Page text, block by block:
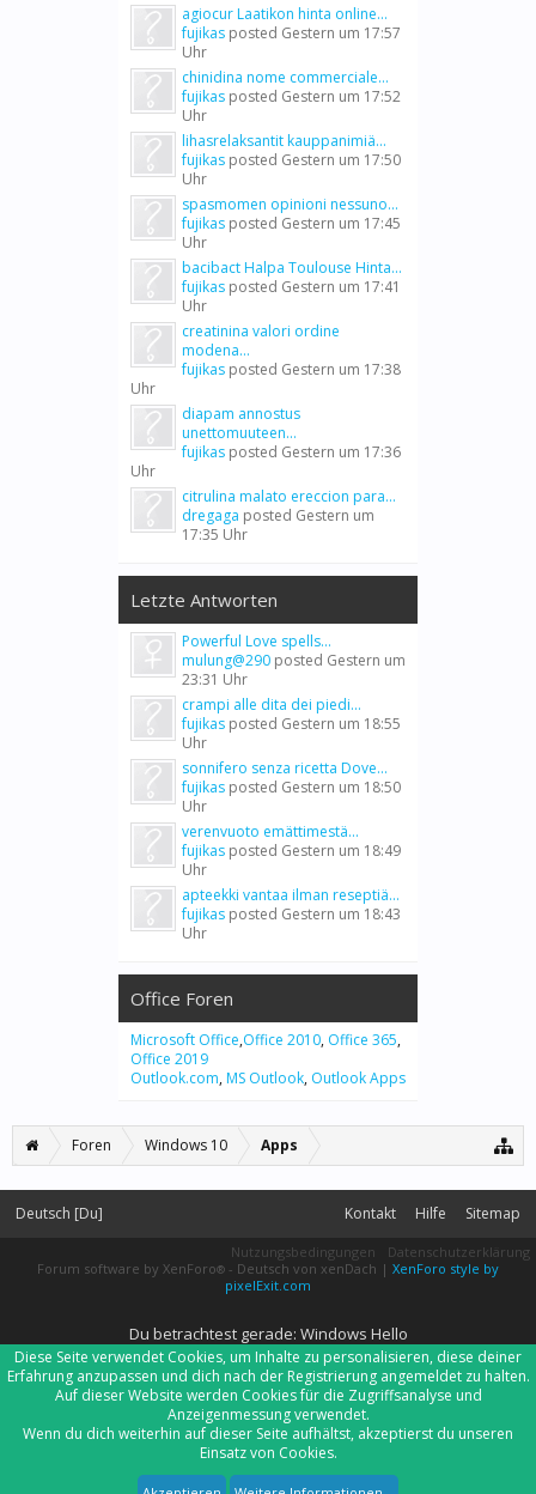
agiocur Laatikon hinta online...
fujikas posted Gestern um 17:57
Uhr
chinidina nome commerciale...
fujikas posted Gestern um 17:52
Uhr
lihasrelaksantit kauppanimiä...
fujikas posted Gestern um 17:50
Uhr
spasmomen opinioni nessuno...
fujikas posted Gestern um 17:45
Uhr
bacibact Halpa Toulouse Hinta...
fujikas posted Gestern um 17:41
Uhr
creatinina valori ordine
modena...
fujikas posted Gestern um 17:38
Uhr
diapam annostus
unettomuuteen...
fujikas posted Gestern um 17:36
Uhr
citrulina malato ereccion para...
dregaga posted Gestern um
17:35 Uhr
Letzte Antworten
Powerful Love spells...
mulung@290 posted Gestern um
23:31 Uhr
crampi alle dita dei piedi...
fujikas posted Gestern um 18:55
Uhr
sonnifero senza ricetta Dove...
fujikas posted Gestern um 18:50
Uhr
verenvuoto emättimestä...
fujikas posted Gestern um 18:49
Uhr
apteekki vantaa ilman reseptiä...
fujikas posted Gestern um 18:43
Uhr
Office Foren
Microsoft Office,Office 2010, Office 365,
Office 2019
Outlook.com, MS Outlook, Outlook Apps
Foren Windows 10 Apps
Deutsch [Du] Kontakt Hilfe Sitemap
Nutzungsbedingungen
Datenschutzerklärung
Forum software by XenForo® - Deutsch von xenDach | XenForo style by
pixelExit.com
Du betrachtest gerade: Windows Hello
Diese Seite verwendet Cookies, um Inhalte zu personalisieren, diese deiner
Erfahrung anzupassen und dich nach der Registrierung angemeldet zu halten.
Auf dieser Website werden Cookies für die Zugriffsanalyse und
Anzeigenmessung verwendet.
Wenn du dich weiterhin auf dieser Seite aufhältst, akzeptierst du unseren
Einsatz von Cookies.